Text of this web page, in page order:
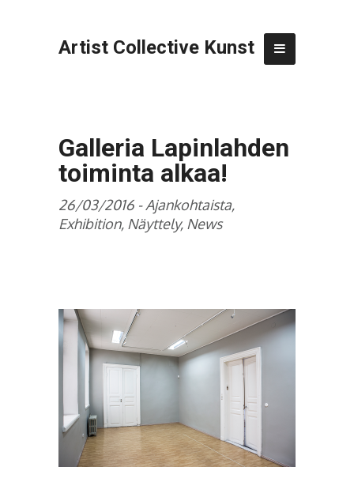
Artist Collective Kunst
Galleria Lapinlahden
toiminta alkaa!
26/03/2016 -Ajankohtaista,
Exhibition, Näyttely, News